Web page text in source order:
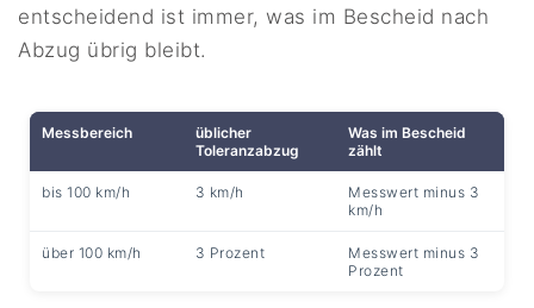
entscheidend ist immer, was im Bescheid nach
Abzug übrig bleibt.
Messbereich
üblicher
Toleranzabzug
Was im Bescheid
zählt
bis 100 km/h 3 km/h
Messwert minus 3
km/h
über 100 km/h 3 Prozent
Messwert minus 3
Prozent